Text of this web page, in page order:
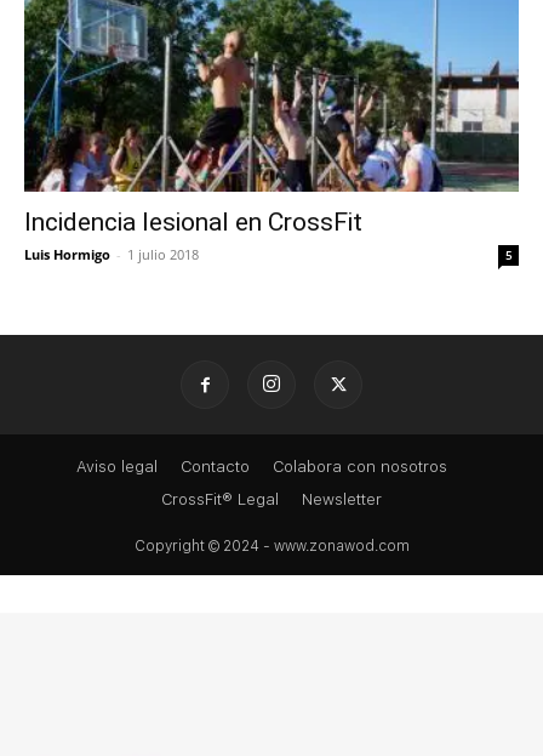
Incidencia lesional en CrossFit
Luis Hormigo - 1 julio 2018 5
Aviso legal Contacto
Colabora con nosotros
CrossFit® Legal
Newsletter
Copyright © 2024 - www.zonawod.com